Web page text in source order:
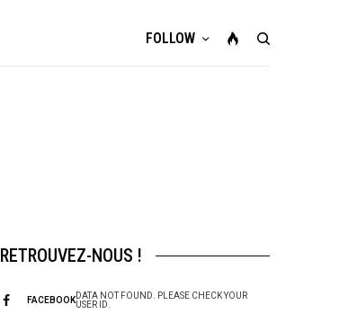
FOLLOW
RETROUVEZ-NOUS !
FACEBOOKDATA NOT FOUND. PLEASE CHECK YOUR
USER ID.